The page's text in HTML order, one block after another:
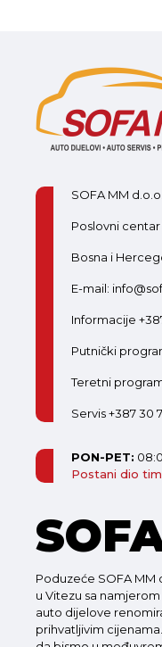
SOFA MM d.o.o.
Poslovni centar
Bosna i
E-mail:
Informacije
Putnički
Teretni program
Servis +387 30
PON-PET:
Postani dio
Poduzeće SOFA MM
u Vitezu sa
auto dijelove
prihvatljivim